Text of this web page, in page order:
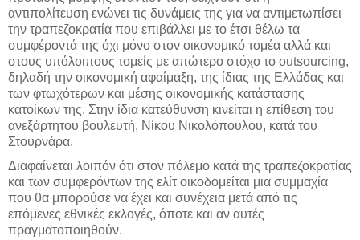
αντιπολίτευση ενώνει τις δυνάμεις της για να αντιμετωπίσει
την τραπεζοκρατία που επιβάλλει με το έτσι θέλω τα
συμφέροντά της όχι μόνο στον οικονομικό τομέα αλλά και
στους υπόλοιπους τομείς με απώτερο στόχο το outsourcing,
δηλαδή την οικονομική αφαίμαξη, της ίδιας της Ελλάδας και
των φτωχότερων και μέσης οικονομικής κατάστασης
κατοίκων της. Στην ίδια κατεύθυνση κινείται η επίθεση του
ανεξάρτητου βουλευτή, Νίκου Νικολόπουλου, κατά του
Στουρνάρα.
Διαφαίνεται λοιπόν ότι στον πόλεμο κατά της τραπεζοκρατίας
και των συμφερόντων της ελίτ οικοδομείται μια συμμαχία
που θα μπορούσε να έχει και συνέχεια μετά από τις
επόμενες εθνικές εκλογές, όποτε και αν αυτές
πραγματοποιηθούν.